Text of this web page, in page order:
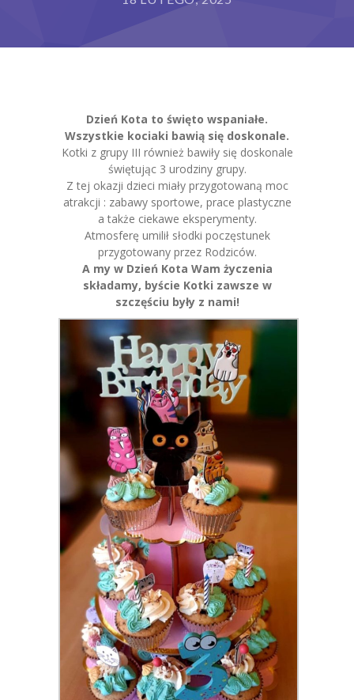
BIP
Kontakt
Dzień Kota to święto wspaniałe.
Wszystkie kociaki bawią się doskonale.
Kotki z grupy III również bawiły się doskonale
świętując 3 urodziny grupy.
Z tej okazji dzieci miały przygotowaną moc
atrakcji : zabawy sportowe, prace plastyczne
a także ciekawe eksperymenty.
Atmosferę umilił słodki poczęstunek
przygotowany przez Rodziców.
A my w Dzień Kota Wam życzenia
składamy, byście Kotki zawsze w
szczęściu były z nami!